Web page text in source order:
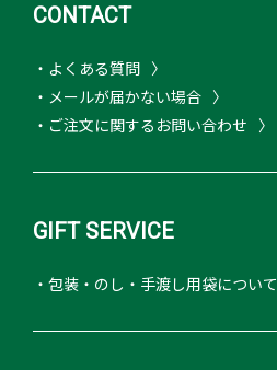
CONTACT
・よくある質問
・メールが届かない場合
・ご注文に関するお問い合わせ
GIFT SERVICE
・包装・のし・手渡し用袋について